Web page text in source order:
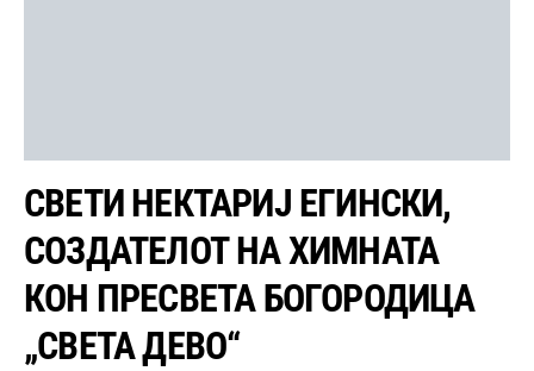
СВЕТИ НЕКТАРИЈ ЕГИНСКИ,
СОЗДАТЕЛОТ НА ХИМНАТА
КОН ПРЕСВЕТА БОГОРОДИЦА
„СВЕТА ДЕВО“